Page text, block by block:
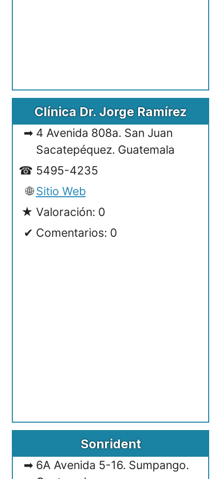
Clínica Dr. Jorge Ramírez
4 Avenida 808a. San Juan
Sacatepéquez. Guatemala
5495-4235
Sitio Web
Valoración: 0
Comentarios: 0
Sonrident
6A Avenida 5-16. Sumpango.